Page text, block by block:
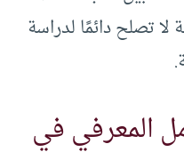
لا تصلح دائمًا لدراسة
المعرفي في